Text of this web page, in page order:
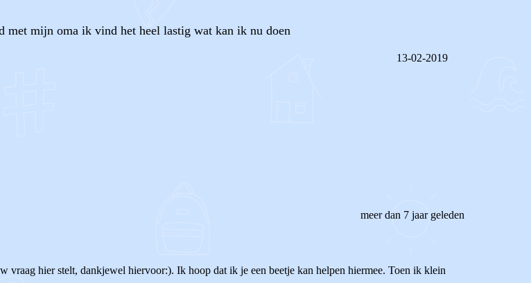
met mijn oma ik vind het heel lastig wat kan ik nu doen
13-02-2019
meer dan 7 jaar geleden
vraag hier stelt, dankjewel hiervoor:). Ik hoop dat ik je een beetje kan helpen hiermee. Toen ik klein